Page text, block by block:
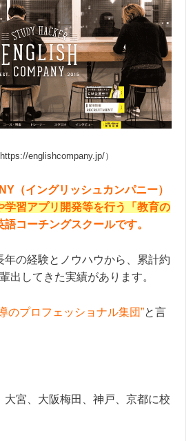
https://englishcompany.jp/）
（イングリッシュカンパニー）
学習アプリ開発等を行う「教育の
語コーチングスクールです。
年の経験とノウハウから、累計約
出してきた実績があります。
のプロフェッショナル集団”と言
大宮、大阪梅田、神戸、京都に校